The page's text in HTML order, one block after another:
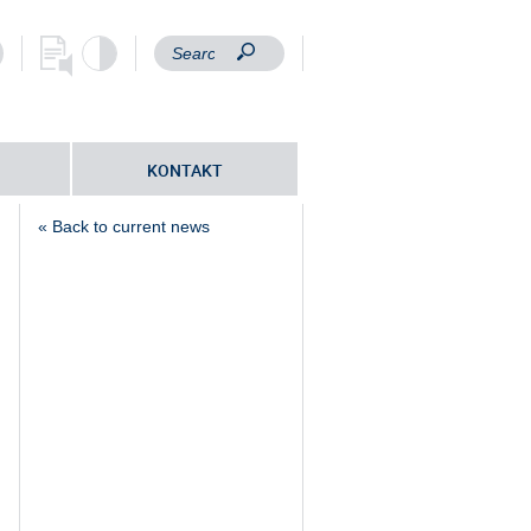
KONTAKT
« Back to current news